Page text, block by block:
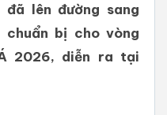
lên đường sang
chuẩn bị cho vòng
2026, diễn ra tại